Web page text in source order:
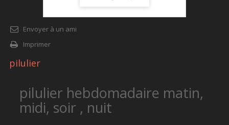
Envoyer à un ami
Imprimer
pilulier
pilulier hebdomadaire matin,
midi, soir , nuit